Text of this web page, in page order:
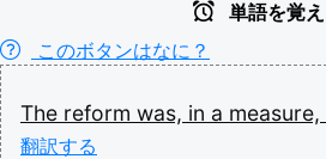
単語を覚
このボタンはなに？
The reform was, in a measure,
翻訳する